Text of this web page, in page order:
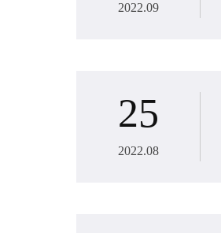
2022.09
25
2022.08